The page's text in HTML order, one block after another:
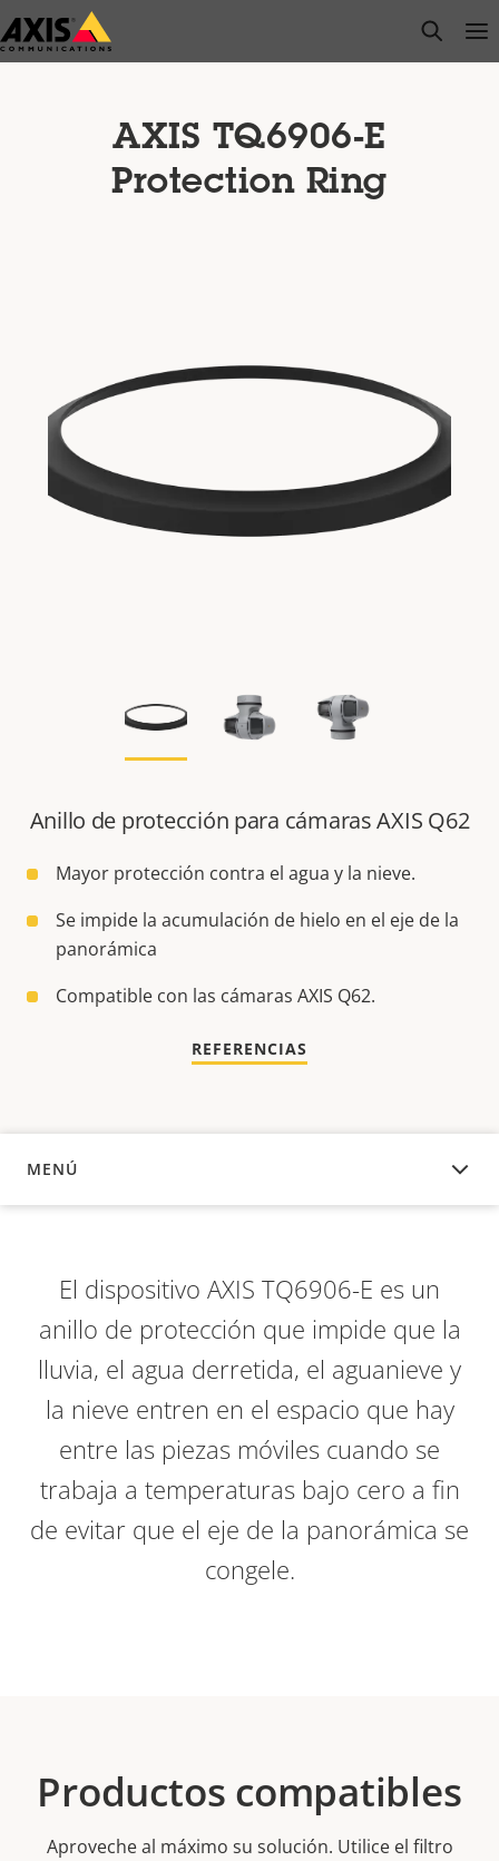
Saltar
al
open
AXIS TQ6906-E
Protection Ring
Anillo de protección para cámaras AXIS Q62
Mayor protección contra el agua y la nieve.
Se impide la acumulación de hielo en el eje de la
panorámica
Compatible con las cámaras AXIS Q62.
REFERENCIAS
MENÚ
DESCRIPCIÓN
El dispositivo AXIS TQ6906-E es un
anillo de protección que impide que la
lluvia, el agua derretida, el aguanieve y
la nieve entren en el espacio que hay
entre las piezas móviles cuando se
trabaja a temperaturas bajo cero a fin
de evitar que el eje de la panorámica se
congele.
Productos compatibles
Aproveche al máximo su solución. Utilice el filtro